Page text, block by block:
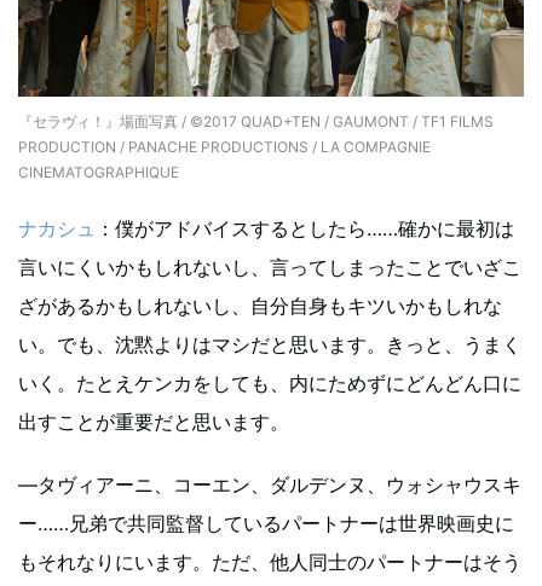
『セラヴィ！』場面写真 / ©2017 QUAD+TEN / GAUMONT / TF1 FILMS
PRODUCTION / PANACHE PRODUCTIONS / LA COMPAGNIE
CINEMATOGRAPHIQUE
ナカシュ ：僕がアドバイスするとしたら……確かに最初は
言いにくいかもしれないし、言ってしまったことでいざこ
ざがあるかもしれないし、自分自身もキツいかもしれな
い。でも、沈黙よりはマシだと思います。きっと、うまく
いく。たとえケンカをしても、内にためずにどんどん口に
出すことが重要だと思います。
—タヴィアーニ、コーエン、ダルデンヌ、ウォシャウスキ
ー……兄弟で共同監督しているパートナーは世界映画史に
もそれなりにいます。ただ、他人同士のパートナーはそう